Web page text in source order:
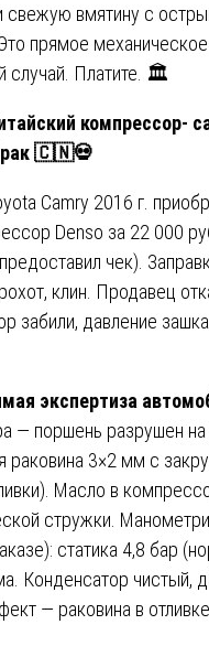
свежую вмятину с
прямое
случай. Платите. 🏛️
компрессор-
🇨🇳💀
Camry 2016 г.
Denso за 22 000
чек).
клин. Продавец
забили, давление
экспертиза
— поршень разрушен на
раковина 3×2 мм с
Масло в
стружки.
статика 4,8 бар
Конденсатор чистый,
— раковина в